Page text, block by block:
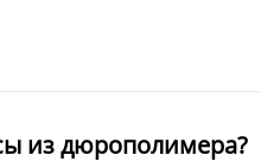
из дюрополимера?